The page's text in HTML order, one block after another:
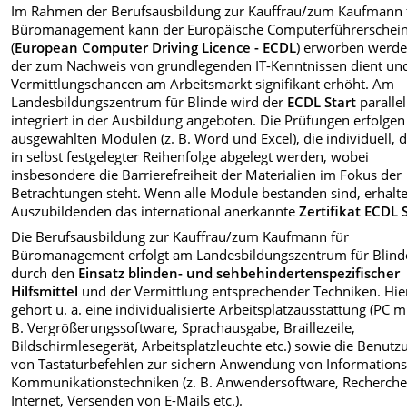
Im Rahmen der Berufsausbildung zur Kauffrau/zum
Büromanagement kann der Europäische
(European Computer Driving Licence - ECDL) erworben
der zum Nachweis von grundlegenden IT-Kenntnissen dient
Vermittlungschancen am Arbeitsmarkt signifikant erhöht. Am
Landesbildungszentrum für Blinde wird der ECDL Start
integriert in der Ausbildung angeboten. Die Prüfungen
ausgewählten Modulen (z. B. Word und Excel), die individuell,
in selbst festgelegter Reihenfolge abgelegt werden, wobei
insbesondere die Barrierefreiheit der Materialien im Fokus der
Betrachtungen steht. Wenn alle Module bestanden sind,
Auszubildenden das international anerkannteZertifikat ECDL
Die Berufsausbildung zur Kauffrau/zum Kaufmann für
Büromanagementerfolgt am Landesbildungszentrum für
durch den Einsatz blinden- und sehbehindertenspezifischer
Hilfsmittel und der Vermittlung entsprechender Techniken.
gehört u. a. eine individualisierte Arbeitsplatzausstattung (PC
B. Vergrößerungssoftware, Sprachausgabe, Braillezeile,
Bildschirmlesegerät, Arbeitsplatzleuchte etc.) sowie die
von Tastaturbefehlen zur sichern Anwendung von
Kommunikationstechniken (z. B. Anwendersoftware,
Internet, Versenden von E-Mails etc.).